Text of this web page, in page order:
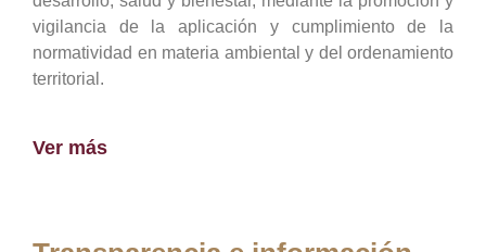
vigilancia de la aplicación y cumplimiento de la
normatividad en materia ambiental y del ordenamiento
territorial.
Ver más